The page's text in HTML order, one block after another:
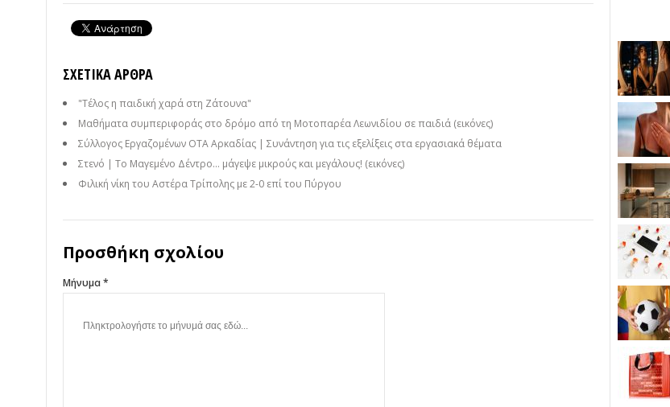
ΣΧΕΤΙΚΆ ΆΡΘΡΑ
"Τέλος η παιδική χαρά στη Ζάτουνα"
Μαθήματα συμπεριφοράς στο δρόμο από τη Μοτοπαρέα Λεωνιδίου σε παιδιά (εικόνες)
Σύλλογος Εργαζομένων ΟΤΑ Αρκαδίας | Συνάντηση για τις εξελίξεις στα εργασιακά θέματα
Στενό | Το Μαγεμένο Δέντρο… μάγεψε μικρούς και μεγάλους! (εικόνες)
Φιλική νίκη του Αστέρα Τρίπολης με 2-0 επί του Πύργου
Προσθήκη σχολίου
Μήνυμα *